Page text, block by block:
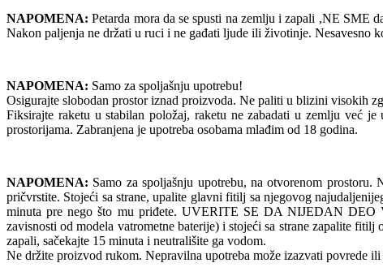
NAPOMENA: Petarda mora da se spusti na zemlju i zapali ,NE SME
Nakon paljenja ne držati u ruci i ne gađati ljude ili životinje. Nesavesno
NAPOMENA: Samo za spoljašnju upotrebu!
Osigurajte slobodan prostor iznad proizvoda. Ne paliti u blizini visokih
Fiksirajte raketu u stabilan položaj, raketu ne zabadati u zemlju već
prostorijama. Zabranjena je upotreba osobama mlađim od 18 godina.
NAPOMENA: Samo za spoljašnju upotrebu, na otvorenom
pričvrstite. Stojeći sa strane, upalite glavni fitilj sa njegovog
minuta pre nego što mu priđete. UVERITE SE DA NIJEDAN
zavisnosti od modela vatrometne baterije) i stojeći sa strane zapalite
zapali, sačekajte 15 minuta i neutrališite ga vodom.
Ne držite proizvod rukom. Nepravilna upotreba može izazvati povrede